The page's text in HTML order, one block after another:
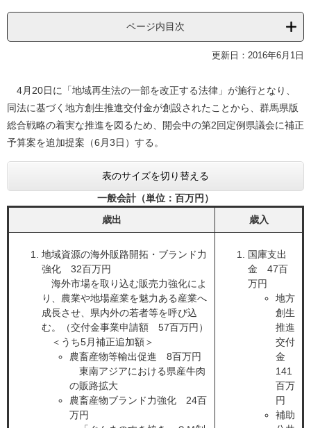
ページ内目次
更新日：2016年6月1日
4月20日に「地域再生法の一部を改正する法律」が施行となり、
同法に基づく地方創生推進交付金が創設されたことから、群馬県版
総合戦略の着実な推進を図るため、開会中の第2回定例県議会に補正
予算案を追加提案（6月3日）する。
表のサイズを切り替える
一般会計（単位：百万円）
歳出
歳入
地域資源の海外販路開拓・ブランド力
強化 32百万円
海外市場を取り込む販売力強化によ
り、農業や地場産業を魅力ある産業へ
成長させ、県内外の若者等を呼び込
む。（交付金事業申請額 57百万円）
＜うち5月補正追加額＞
農畜産物等輸出促進 8百万円
東南アジアにおける県産牛肉
の販路拡大
農畜産物ブランド力強化 24百
万円
国庫支出
金 47百
万円​
地方
創生
推進
交付
金
141
百万
円
補助